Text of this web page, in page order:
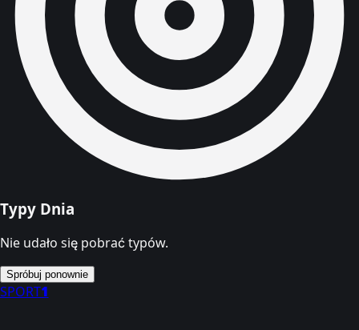
Typy Dnia
Nie udało się pobrać typów.
Spróbuj ponownie
SPORT1